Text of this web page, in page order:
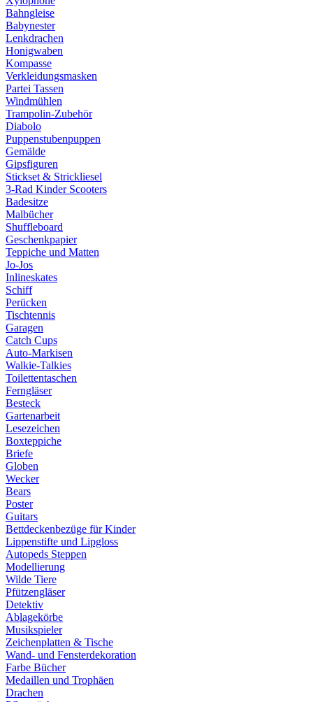
Bahngleise
Babynester
Lenkdrachen
Honigwaben
Kompasse
Verkleidungsmasken
Partei Tassen
Windmühlen
Trampolin-Zubehör
Diabolo
Puppenstubenpuppen
Gemälde
Gipsfiguren
Stickset & Strickliesel
3-Rad Kinder Scooters
Badesitze
Malbücher
Shuffleboard
Geschenkpapier
Teppiche und Matten
Jo-Jos
Inlineskates
Schiff
Perücken
Tischtennis
Garagen
Catch Cups
Auto-Markisen
Walkie-Talkies
Toilettentaschen
Ferngläser
Besteck
Gartenarbeit
Lesezeichen
Boxteppiche
Briefe
Globen
Wecker
Bears
Poster
Guitars
Bettdeckenbezüge für Kinder
Lippenstifte und Lipgloss
Autopeds Steppen
Modellierung
Wilde Tiere
Pfützengläser
Detektiv
Ablagekörbe
Musikspieler
Zeichenplatten & Tische
Wand- und Fensterdekoration
Farbe Bücher
Medaillen und Trophäen
Drachen